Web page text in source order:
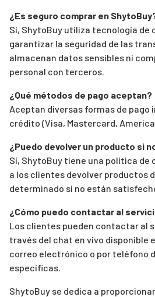
¿Es seguro comprar en
Sí, ShytoBuy utiliza tecnología de
garantizar la seguridad de las
almacenan datos sensibles ni
personal con terceros.
¿Qué métodos de pago aceptan?
Aceptan diversas formas de pago
crédito (Visa, Mastercard,
¿Puedo devolver un producto si
Sí, ShytoBuy tiene una política de
a los clientes devolver productos
determinado si no están
¿Cómo puedo contactar al
Los clientes pueden contactar al
través del chat en vivo disponible
correo electrónico o por teléfono
específicas.
ShytoBuy se dedica a